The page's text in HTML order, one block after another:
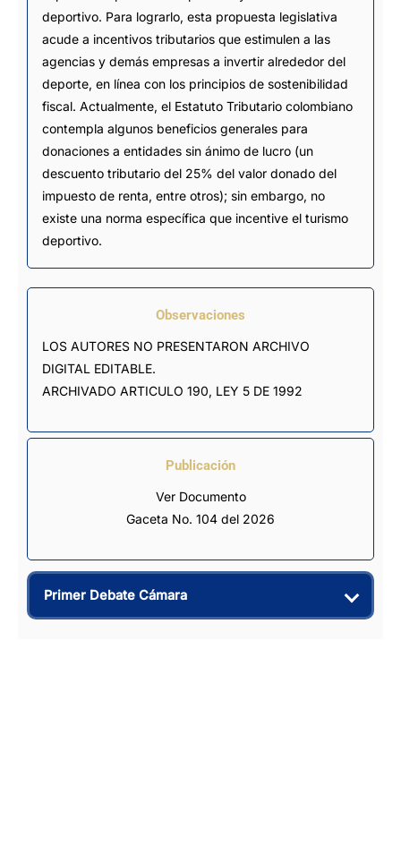
deportivo. Para lograrlo, esta propuesta legislativa
acude a incentivos tributarios que estimulen a las
agencias y demás empresas a invertir alrededor del
deporte, en línea con los principios de sostenibilidad
fiscal. Actualmente, el Estatuto Tributario colombiano
contempla algunos beneficios generales para
donaciones a entidades sin ánimo de lucro (un
descuento tributario del 25% del valor donado del
impuesto de renta, entre otros); sin embargo, no
existe una norma específica que incentive el turismo
deportivo.
Observaciones
LOS AUTORES NO PRESENTARON ARCHIVO
DIGITAL EDITABLE.
ARCHIVADO ARTICULO 190, LEY 5 DE 1992
Publicación
Ver Documento
Gaceta No. 104 del 2026
Primer Debate Cámara